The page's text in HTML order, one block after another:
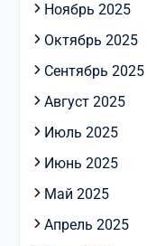
Ноябрь 2025
Октябрь 2025
Сентябрь 2025
Август 2025
Июль 2025
Июнь 2025
Май 2025
Апрель 2025